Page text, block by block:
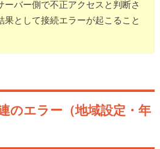
ーバー側で不正アクセスと判断さ
果として接続エラーが起こること
のエラー（地域設定・年